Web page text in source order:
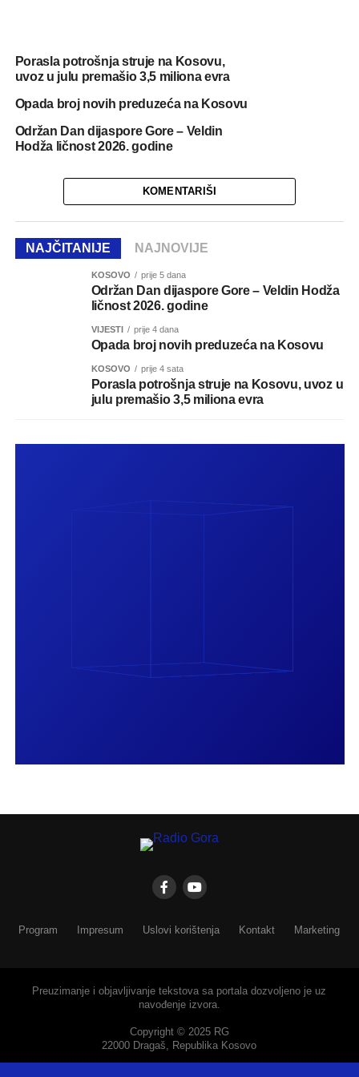
Porasla potrošnja struje na Kosovu,
uvoz u julu premašio 3,5 miliona evra
Opada broj novih preduzeća na Kosovu
Održan Dan dijaspore Gore – Veldin
Hodža ličnost 2026. godine
KOMENTARIŠI
NAJČITANIJE NAJNOVIJE
KOSOVO prije 5 dana
Održan Dan dijaspore Gore – Veldin Hodža
ličnost 2026. godine
VIJESTI prije 4 dana
Opada broj novih preduzeća na Kosovu
KOSOVO prije 4 sata
Porasla potrošnja struje na Kosovu, uvoz u
julu premašio 3,5 miliona evra
Program Impresum Uslovi korištenja Kontakt Marketing
Preuzimanje i objavljivanje tekstova sa portala dozvoljeno je uz
navođenje izvora.
Copyright © 2025 RG
22000 Dragaš, Republika Kosovo